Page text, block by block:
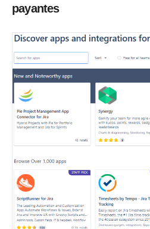
payantes